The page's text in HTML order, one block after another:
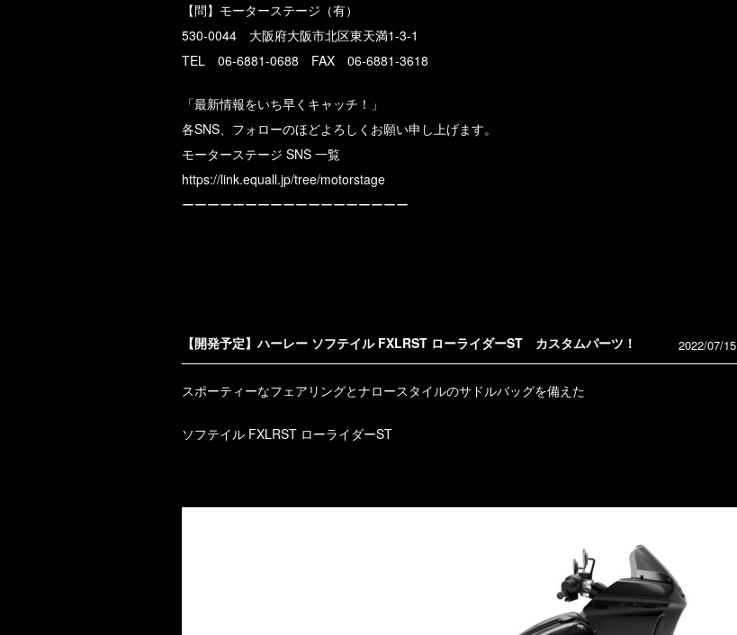
【問】モーターステージ（有）
530-0044 大阪府大阪市北区東天満1-3-1
TEL 06-6881-0688 FAX 06-6881-3618
「最新情報をいち早くキャッチ！」
各SNS、フォローのほどよろしくお願い申し上げます。
モーターステージ SNS 一覧
https://link.equall.jp/tree/motorstage
ーーーーーーーーーーーーーーーーーー
【開発予定】ハーレー ソフテイル FXLRST ローライダーST カスタムパーツ！ 2022/07/15
スポーティーなフェアリングとナロースタイルのサドルバッグを備えた
ソフテイル FXLRST ローライダーST